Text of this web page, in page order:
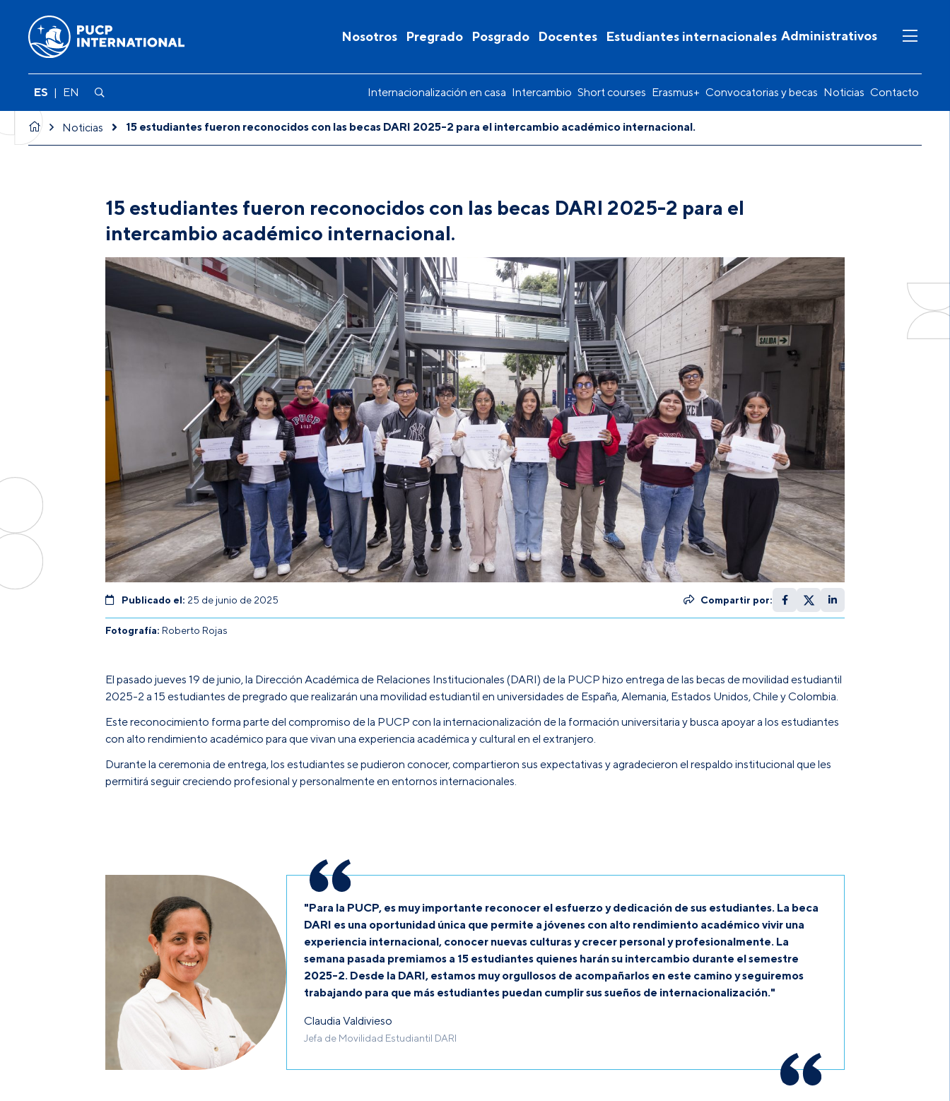
Nosotros Pregrado Posgrado Docentes Estudiantes internacionales Administrativos
ES | EN Internacionalización en casa Intercambio Short courses Erasmus+ Convocatorias y becas Noticias Contacto
Noticias 15 estudiantes fueron reconocidos con las becas DARI 2025-2 para el intercambio académico internacional.
15 estudiantes fueron reconocidos con las becas DARI 2025-2 para el
intercambio académico internacional.
Publicado el: 25 de junio de 2025 Compartir por:
Fotografía: Roberto Rojas
El pasado jueves 19 de junio, la Dirección Académica de Relaciones Institucionales (DARI) de la PUCP hizo entrega de las becas de movilidad estudiantil
2025-2 a 15 estudiantes de pregrado que realizarán una movilidad estudiantil en universidades de España, Alemania, Estados Unidos, Chile y Colombia.
Este reconocimiento forma parte del compromiso de la PUCP con la internacionalización de la formación universitaria y busca apoyar a los estudiantes
con alto rendimiento académico para que vivan una experiencia académica y cultural en el extranjero.
Durante la ceremonia de entrega, los estudiantes se pudieron conocer, compartieron sus expectativas y agradecieron el respaldo institucional que les
permitirá seguir creciendo profesional y personalmente en entornos internacionales.
"Para la PUCP, es muy importante reconocer el esfuerzo y dedicación de sus estudiantes. La beca
DARI es una oportunidad única que permite a jóvenes con alto rendimiento académico vivir una
experiencia internacional, conocer nuevas culturas y crecer personal y profesionalmente. La
semana pasada premiamos a 15 estudiantes quienes harán su intercambio durante el semestre
2025-2. Desde la DARI, estamos muy orgullosos de acompañarlos en este camino y seguiremos
trabajando para que más estudiantes puedan cumplir sus sueños de internacionalización."
Claudia Valdivieso
Jefa de Movilidad Estudiantil DARI